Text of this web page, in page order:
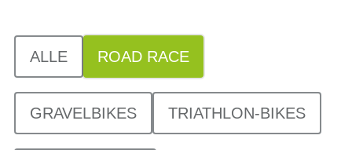
ALLE ROAD RACE
GRAVELBIKES TRIATHLON-BIKES